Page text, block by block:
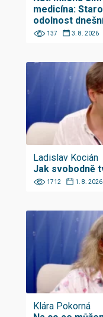
medicína:
odolnost
137 3. 8. 2026
Ladislav Kocián
Jak svobodně
1712 1. 8. 2026
Klára Pokorná